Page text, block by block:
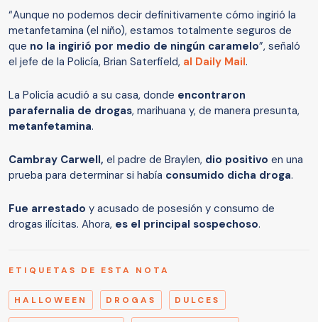
“Aunque no podemos decir definitivamente cómo ingirió la
metanfetamina (el niño), estamos totalmente seguros de
que no la ingirió por medio de ningún caramelo”, señaló
el jefe de la Policía, Brian Saterfield, al Daily Mail.
La Policía acudió a su casa, donde encontraron
parafernalia de drogas, marihuana y, de manera presunta,
metanfetamina.
Cambray Carwell, el padre de Braylen, dio positivo en una
prueba para determinar si había consumido dicha droga.
Fue arrestado y acusado de posesión y consumo de
drogas ilícitas. Ahora, es el principal sospechoso.
ETIQUETAS DE ESTA NOTA
HALLOWEEN DROGAS DULCES